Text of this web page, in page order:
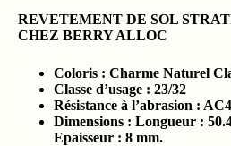
REVETEMENT DE SOL
CHEZ BERRY ALLOC
Coloris : Charme Naturel
Classe d’usage : 23/32
Résistance à l’abrasion : AC4
Dimensions : Longueur :
Epaisseur : 8 mm.